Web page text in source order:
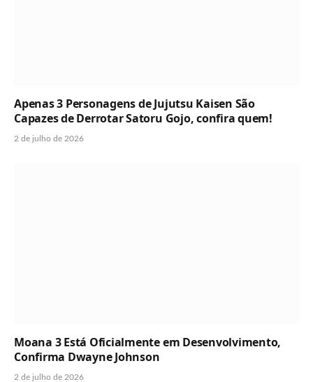
Apenas 3 Personagens de Jujutsu Kaisen São
Capazes de Derrotar Satoru Gojo, confira quem!
2 de julho de 2026
Moana 3 Está Oficialmente em Desenvolvimento,
Confirma Dwayne Johnson
2 de julho de 2026